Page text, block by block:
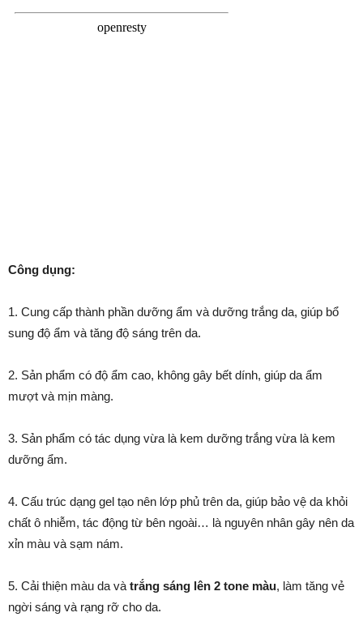
Công dụng:
1. Cung cấp thành phần dưỡng ẩm và dưỡng trắng da, giúp bổ
sung độ ẩm và tăng độ sáng trên da.
2. Sản phẩm có độ ẩm cao, không gây bết dính, giúp da ẩm
mượt và mịn màng.
3. Sản phẩm có tác dụng vừa là kem dưỡng trắng vừa là kem
dưỡng ẩm.
4. Cấu trúc dạng gel tạo nên lớp phủ trên da, giúp bảo vệ da khỏi
chất ô nhiễm, tác động từ bên ngoài… là nguyên nhân gây nên da
xỉn màu và sạm nám.
5. Cải thiện màu da và trắng sáng lên 2 tone màu, làm tăng vẻ
ngời sáng và rạng rỡ cho da.